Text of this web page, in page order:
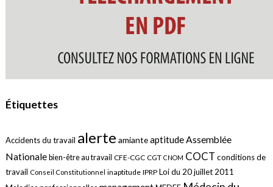
Étiquettes
Accidents du travail alerte amianteaptitudeAssemblée
Nationale bien-être au travail CFE-CGC CGT CNOM COCT conditions de
travail Conseil Constitutionnel inaptitude IPRP Loi du 20 juillet 2011